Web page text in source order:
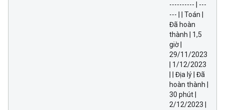
---------- | ---
--- | | Toán |
Đã hoàn
thành | 1,5
giờ |
29/11/2023
| 1/12/2023
| | Địa lý | Đã
hoàn thành |
30 phút |
2/12/2023 |